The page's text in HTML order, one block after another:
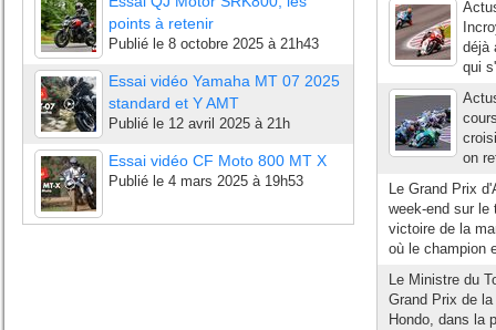
points à retenir
Publié le 8 octobre 2025 à 21h43
Essai vidéo Yamaha MT 07 2025
standard et Y AMT
Publié le 12 avril 2025 à 21h
Essai vidéo CF Moto 800 MT X
Publié le 4 mars 2025 à 19h53
déjà
qui
on
Le Grand Prix
week-end sur le
victoire de la
où le champion
Le Ministre du
Grand Prix de
Hondo, dans la